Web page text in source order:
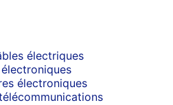
électriques
électroniques